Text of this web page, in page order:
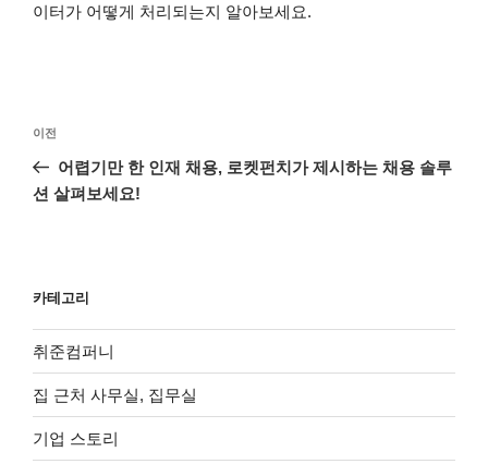
이터가 어떻게 처리되는지 알아보세요.
색
이
전
글
이전
어렵기만 한 인재 채용, 로켓펀치가 제시하는 채용 솔루
션 살펴보세요!
카테고리
취준컴퍼니
집 근처 사무실, 집무실
기업 스토리